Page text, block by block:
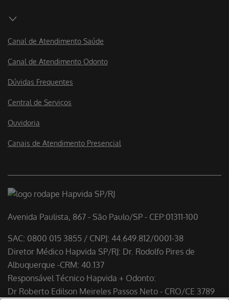
Avenida Paulista, 867 - São Paulo/SP - CEP:01311-100
SAC: 0800 015 3855 / CNPJ: 44.649.812/0001-38
Diretor Médico Hapvida SP/RJ: Dr. Rodolfo Pires de
Albuquerque -CRM: 40.137
Responsável Técnico Hapvida + Odonto:
Dr Roberto Edilson Meireles Passos Neto - CRO/CE 3789
Canal de Atendimento Saúde
Canal de Atendimento Odonto
Dúvidas Frequentes
Central de Serviços
Ouvidoria
Canais de Atendimento Presencial